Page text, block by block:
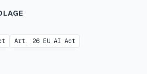
Art. 26 EU AI Act